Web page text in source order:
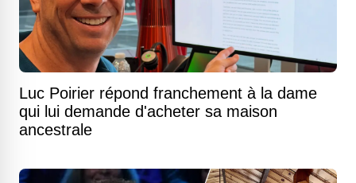
Luc Poirier répond franchement à la dame
qui lui demande d'acheter sa maison
ancestrale